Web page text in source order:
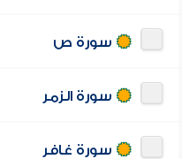
سورة ص
سورة الزمر
سورة غافر